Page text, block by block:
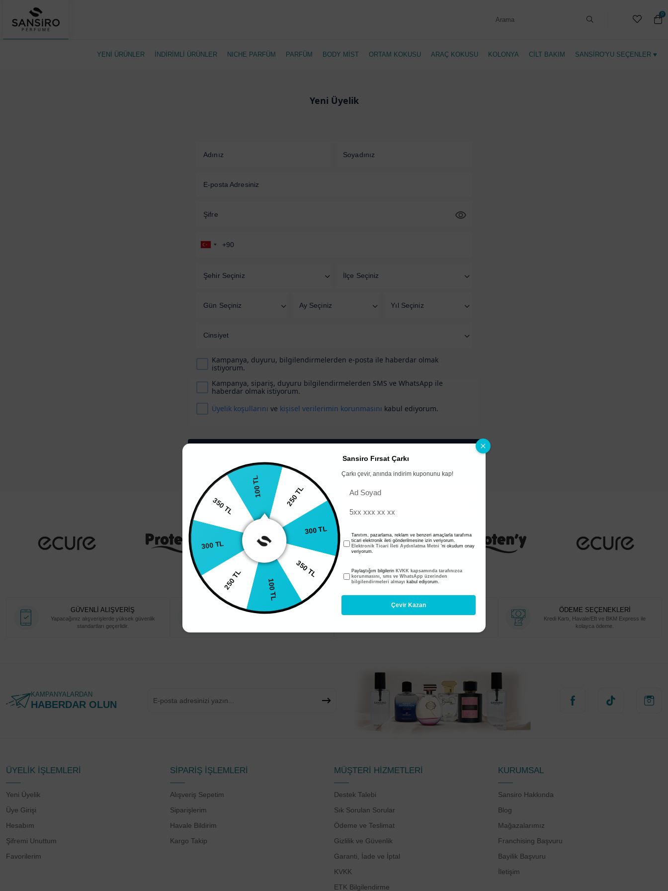
0
YENİ ÜRÜNLER İNDİRİMLİ ÜRÜNLER NICHE PARFÜM PARFÜM BODY MİST ORTAM KOKUSU ARAÇ KOKUSU KOLONYA CİLT BAKIM SANSİRO'YU SEÇENLER ♥
Yeni Üyelik
Adınız Soyadınız
E-posta Adresiniz
Şifre
Şehir Seçiniz İlçe Seçiniz
Gün Seçiniz Ay Seçiniz Yıl Seçiniz
Cinsiyet
Kampanya, duyuru, bilgilendirmelerden e-posta ile haberdar olmak
istiyorum.
Kampanya, sipariş, duyuru bilgilendirmelerden SMS ve WhatsApp ile
haberdar olmak istiyorum.
Üyelik koşullarını ve kişisel verilerimin korunmasını kabul ediyorum.
GÜVENLİ ALIŞVERİŞ
Yapacağınız alışverişlerde yüksek güvenlik
standartları geçerlidir.
ÜCRETSİZ KARGO KOLAY SİPARİŞ ÖDEME SEÇENEKLERİ
Kredi Kartı, Havale/Eft ve BKM Express ile
kolayca ödeme.
KAMPANYALARDAN
HABERDAR OLUN
ÜYELİK İŞLEMLERİ
Yeni Üyelik
Üye Girişi
Hesabım
Şifremi Unuttum
Favorilerim
SİPARİŞ İŞLEMLERİ
Alışveriş Sepetim
Siparişlerim
Havale Bildirim
Kargo Takip
MÜŞTERİ HİZMETLERİ
Destek Talebi
Sık Sorulan Sorular
Ödeme ve Teslimat
Gizlilik ve Güvenlik
Garanti, İade ve İptal
KVKK
ETK Bilgilendirme
KURUMSAL
Sansiro Hakkında
Blog
Mağazalarımız
Franchising Başvuru
Bayilik Başvuru
İletişim
100 TL 250 TL
300 TL
350 TL
100 TL
250 TL
300 TL
350 TL
Sansiro Fırsat Çarkı
Çarkı çevir, anında indirim kuponunu kap!
Tanıtım, pazarlama, reklam ve benzeri amaçlarla tarafıma
ticari elektronik ileti gönderilmesine izin veriyorum.
Elektronik Ticari İleti Aydınlatma Metni 'ni okudum onay
veriyorum.
Paylaştığım bilgilerin KVKK kapsamında tarafınızca
korunmasını, sms ve WhatsApp üzerinden
bilgilendirmeleri almayı kabul ediyorum.
Çevir Kazan